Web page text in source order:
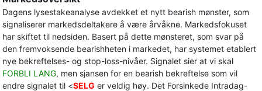
Dagens lysestakeanalyse avdekket et nytt bearish mønster, som
signaliserer markedsdeltakere å være årvåkne. Markedsfokuset
har skiftet til nedsiden. Basert på dette mønsteret, som svar på
den fremvoksende bearishheten i markedet, har systemet etablert
nye bekreftelses- og stop-loss-nivåer. Signalet sier at vi skal
FORBLI LANG, men sjansen for en bearish bekreftelse som vil
endre signalet til <SELG er veldig høy. Det Forsinkede Intradag-